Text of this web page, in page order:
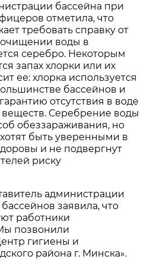
бассейна при
отметила, что
требовать справку от
очищении воды в
серебро. Некоторым
запах хлорки или их
ее: хлорка используется
бассейнов и
отсутствия в воде
Серебрение воды
обеззараживания, но
быть уверенными в
и не подвергнут
риску
администрации
заявила, что
работники
позвонили
гигиены и
района г. Минска».